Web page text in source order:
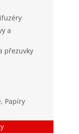
a
přezuvky
Papíry